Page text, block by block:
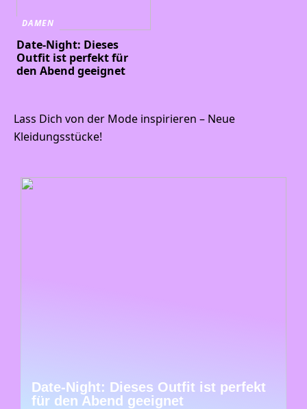
DAMEN
Date-Night: Dieses
Outfit ist perfekt für
den Abend geeignet
Lass Dich von der Mode inspirieren – Neue
Kleidungsstücke!
Date-Night: Dieses Outfit ist perfekt
für den Abend geeignet